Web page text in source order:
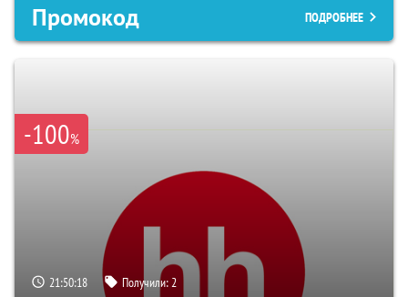
Промокод ПОДРОБНЕЕ
-100%
21:50:17 Получили:2